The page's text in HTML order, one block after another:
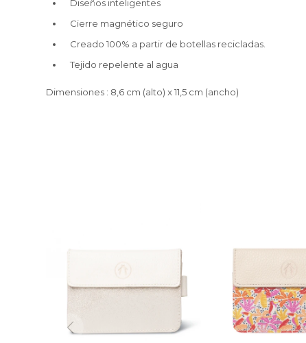
Diseños inteligentes
Cierre magnético seguro
Creado 100% a partir de botellas recicladas.
Tejido repelente al agua
Dimensiones : 8,6 cm (alto) x 11,5 cm (ancho)